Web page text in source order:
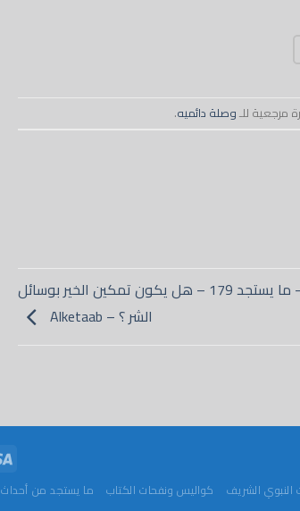
مرجعية للـوصلة دائميه.
الكتاب – ما يستجد 179 – هل يكون تمكين الخير بوسائل
الشر ؟ – Alketaab
النبوي الشريف كواليس ونفحات الكتاب ما يستجد من أحداث